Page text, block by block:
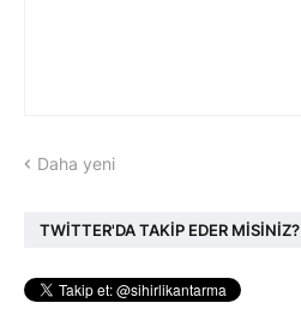
Daha yeni
TWİTTER'DA TAKİP EDER MİSİNİZ?